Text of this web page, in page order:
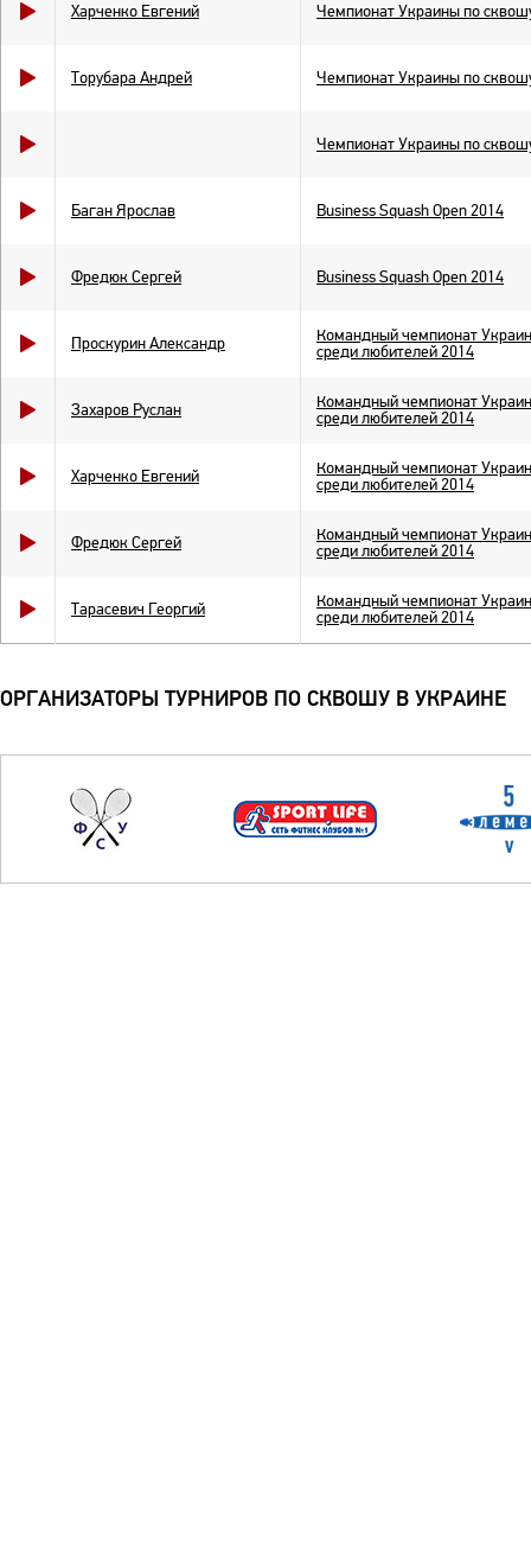
Харченко Евгений Чемпионат Украины по
Торубара Андрей Чемпионат Украины по
Чемпионат Украины по
Баган Ярослав Business Squash Open 2014
Фредюк Сергей Business Squash Open 2014
Проскурин Александр
Командный чемпионат
среди любителей 2014
Захаров Руслан
Командный чемпионат
среди любителей 2014
Харченко Евгений
Командный чемпионат
среди любителей 2014
Фредюк Сергей
Командный чемпионат
среди любителей 2014
Тарасевич Георгий
Командный чемпионат
среди любителей 2014
ОРГАНИЗАТОРЫ ТУРНИРОВ ПО СКВОШУ В УКРАИНЕ